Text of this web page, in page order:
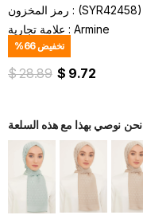
رمز المخزون
(SYR42458)
علامة تجارية : Armine
%66تخفيض
$ 28.89 $ 9.72
نحن نوصي بهذا مع هذه السلعة